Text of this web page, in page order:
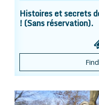
Histoires et secrets
! (Sans réservation).